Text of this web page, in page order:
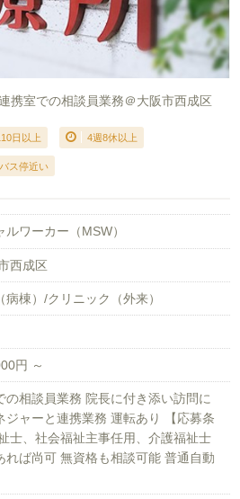
携室での相談員業務＠大阪市西成区
日以上 4週8休以上
ス停近い
ルワーカー（MSW）
西成区
病棟）/クリニック（外来）
円 ～
の相談員業務 院長に付き添い訪問に
ジャーと連携業務 運転あり 【応募条
士、社会福祉主事任用、介護福祉士
れば尚可 無資格も相談可能 普通自動